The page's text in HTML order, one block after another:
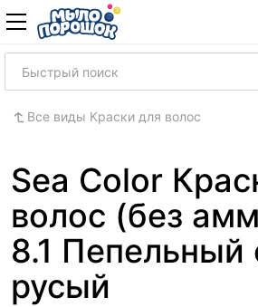
Все виды Краски для волос
Sea Color
волос (без
8.1 Пепельный
русый